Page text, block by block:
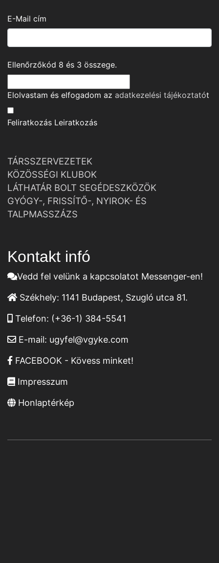
E-Mail cím
Ellenőrzőkód 8 és 3 összege.
Elolvastam és elfogadom az adatkezelési tájékoztatót
Feliratkozás Leiratkozás
TÁRSSZERVEZETEK
KÖZÖSSÉGI KLUBOK
LÁTHATÁR BOLT SEGÉDESZKÖZÖK
GYÓGY-, FRISSÍTŐ-, NYIROK- ÉS
TALPMASSZÁZS
Kontakt infó
Vedd fel velünk a kapcsolatot Messenger-en!
Székhely: 1141 Budapest, Szugló utca 81.
Telefon: (+36-1) 384-5541
E-mail: ugyfel@vgyke.com
FACEBOOK - Kövess minket!
Impresszum
Honlaptérkép